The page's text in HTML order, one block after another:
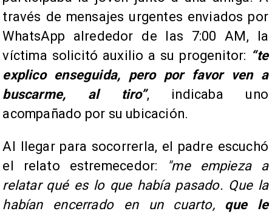
través de mensajes urgentes enviados por
WhatsApp alrededor de las 7:00 AM, la
víctima solicitó auxilio a su progenitor: “te
explico enseguida, pero por favor ven a
buscarme, al tiro”, indicaba uno
acompañado por su ubicación.
Al llegar para socorrerla, el padre escuchó
el relato estremecedor:
"me empieza a
relatar qué es lo que había pasado. Que la
habían encerrado en un cuarto, que le